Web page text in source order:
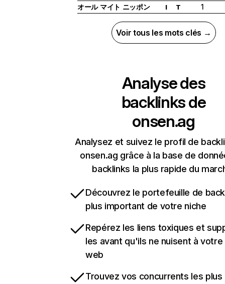
オール マイト ニッポン
I T 1
Voir tous les mots clés →
Analyse des
backlinks de
onsen.ag
Analysez et suivez le profil de
onsen.ag grâce à la base de
backlinks la plus rapide du
Découvrez le portefeuille de
plus important de votre niche
Repérez les liens toxiques et
les avant qu'ils ne nuisent à
web
Trouvez vos concurrents les